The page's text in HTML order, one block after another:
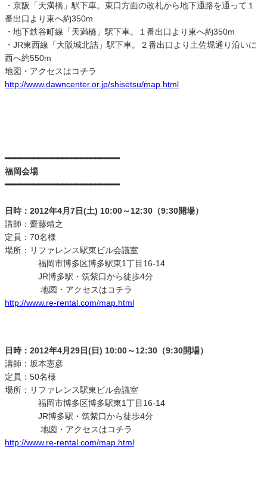
・京阪「天満橋」駅下車。東口方面の改札から地下通路を通って１
番出口より東へ約350m
・地下鉄谷町線「天満橋」駅下車。１番出口より東へ約350m
・JR東西線「大阪城北詰」駅下車。２番出口より土佐堀通り沿いに
西へ約550m
地図・アクセスはコチラ
http://www.dawncenter.or.jp/shisetsu/map.html
━━━━━━━━━━━━━━━━━━━━━━━━
福岡会場
━━━━━━━━━━━━━━━━━━━━━━━━
日時：2012年4月7日(土) 10:00～12:30（9:30開場）
講師：齋藤靖之
定員：70名様
場所：リファレンス駅東ビル会議室
福岡市博多区博多駅東1丁目16-14
JR博多駅・筑紫口から徒歩4分
地図・アクセスはコチラ
http://www.re-rental.com/map.html
日時：2012年4月29日(日) 10:00～12:30（9:30開場）
講師：坂本憲彦
定員：50名様
場所：リファレンス駅東ビル会議室
福岡市博多区博多駅東1丁目16-14
JR博多駅・筑紫口から徒歩4分
地図・アクセスはコチラ
http://www.re-rental.com/map.html